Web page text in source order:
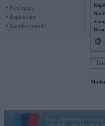
• Pieslēgties
• Reģistrēties
• Aizmirsi paroli?
No:
Vortāls BMWPower.lv
kopš 2002. gada 14. maija.